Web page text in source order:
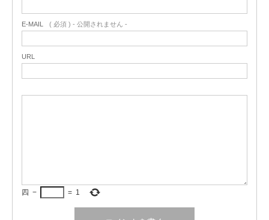
E-MAIL ( 必須 ) - 公開されません -
URL
四 − = 1